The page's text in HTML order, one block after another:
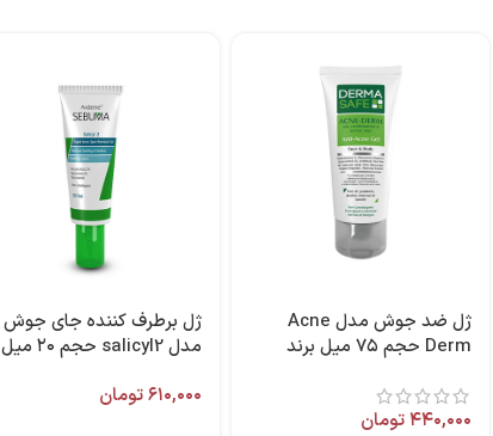
نرم کننده و بالم لبتقویت کننده ناخن
کرم دست و ناخن
ژل ضد جوش مدل Acne
Derm حجم ۷۵ میل برند
۴۴۰,۰۰۰تومان
ژل برطرف کننده جای جوش
مدل salicyl2 حجم ۲۰ میل
۶۱۰,۰۰۰تومان